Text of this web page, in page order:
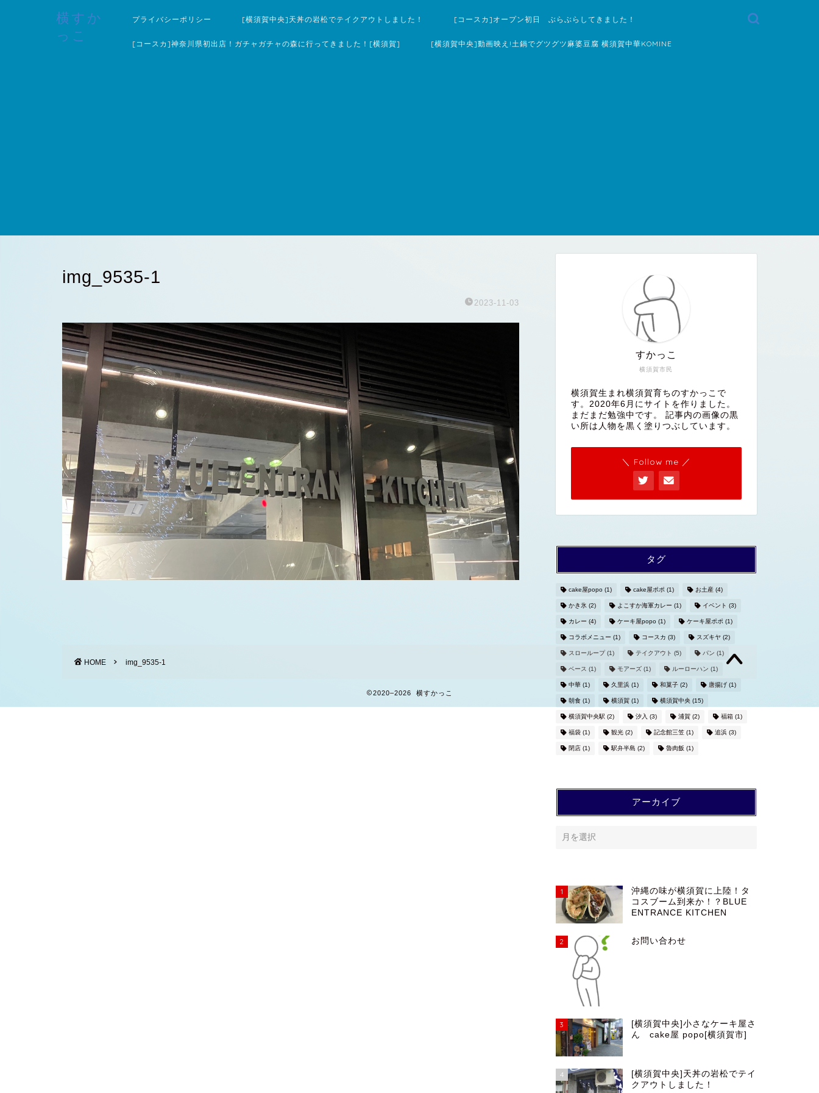
横すか
っこ
プライバシーポリシー [横須賀中央]天丼の岩松でテイクアウトしました！ [コースカ]オープン初日 ぶらぶらしてきました！
[コースカ]神奈川県初出店！ガチャガチャの森に行ってきました！[横須賀] [横須賀中央]動画映え!土鍋でグツグツ麻婆豆腐 横須賀中華KOMINE
img_9535-1
2023-11-03
横須賀市民
すかっこ
横須賀生まれ横須賀育ちのすかっこで
す。2020年6月にサイトを作りました。
まだまだ勉強中です。 記事内の画像の黒
い所は人物を黒く塗りつぶしています。
＼ Follow me ／
タグ
cake屋popo (1) cake屋ポポ (1) お土産(4)
かき氷 (2) よこすか海軍カレー (1) イベント (3)
カレー (4) ケーキ屋popo (1) ケーキ屋ポポ (1)
コラボメニュー (1) コースカ (3) スズキヤ (2)
スローループ(1) テイクアウト (5) パン (1)
ベース (1) モアーズ(1) ルーローハン (1)
中華(1) 久里浜(1) 和菓子(2) 唐揚げ(1)
朝食(1) 横須賀(1) 横須賀中央(15)
横須賀中央駅 (2) 汐入 (3) 浦賀(2) 福箱(1)
福袋(1) 観光(2) 記念館三笠(1) 追浜(3)
閉店(1) 駅弁半島 (2) 魯肉飯 (1)
アーカイブ
1
沖縄の味が横須賀に上陸！タ
コスブーム到来か！？BLUE
ENTRANCE KITCHEN
2 お問い合わせ
3
[横須賀中央]小さなケーキ屋さ
ん cake屋 popo[横須賀市]
4
[横須賀中央]天丼の岩松でテイ
クアウトしました！
HOME img_9535-1
2020–2026 横すかっこ